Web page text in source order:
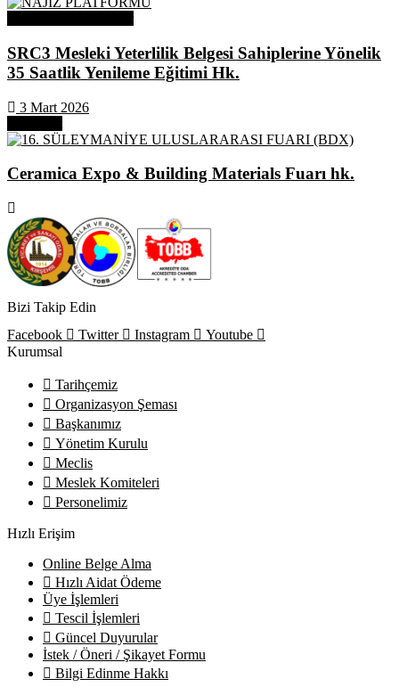
SRC3 Mesleki Yeterlilik Belgesi Sahiplerine Yönelik
35 Saatlik Yenileme Eğitimi Hk.
3 Mart 2026
Ceramica Expo & Building Materials Fuarı hk.
Bizi Takip Edin
Facebook
Twitter Instagram
Youtube
Kurumsal
Tarihçemiz
Organizasyon Şeması
Başkanımız
Yönetim Kurulu
Meclis
Meslek Komiteleri
Personelimiz
Hızlı Erişim
Online Belge Alma
Hızlı Aidat Ödeme
Üye İşlemleri
Tescil İşlemleri
Güncel Duyurular
İstek / Öneri / Şikayet Formu
Bilgi Edinme Hakkı